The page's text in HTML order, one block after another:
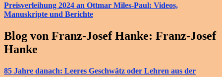
Preisverleihung 2024 an Ottmar Miles-Paul: Videos,
Manuskripte und Berichte
Blog von Franz-Josef Hanke: Franz-Josef
Hanke
85 Jahre danach: Leeres Geschwätz oder Lehren aus der